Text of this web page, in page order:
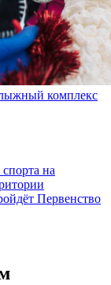
комплекс
на
Первенство